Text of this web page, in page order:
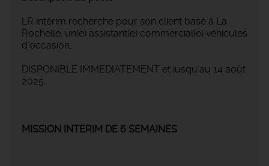
LR intérim recherche pour son client basé à La
Rochelle, un(e) assistant(e) commercial(e) véhicules
d'occasion,
DISPONIBLE IMMEDIATEMENT et jusqu'au 14 août
2025.
MISSION INTERIM DE 6 SEMAINES